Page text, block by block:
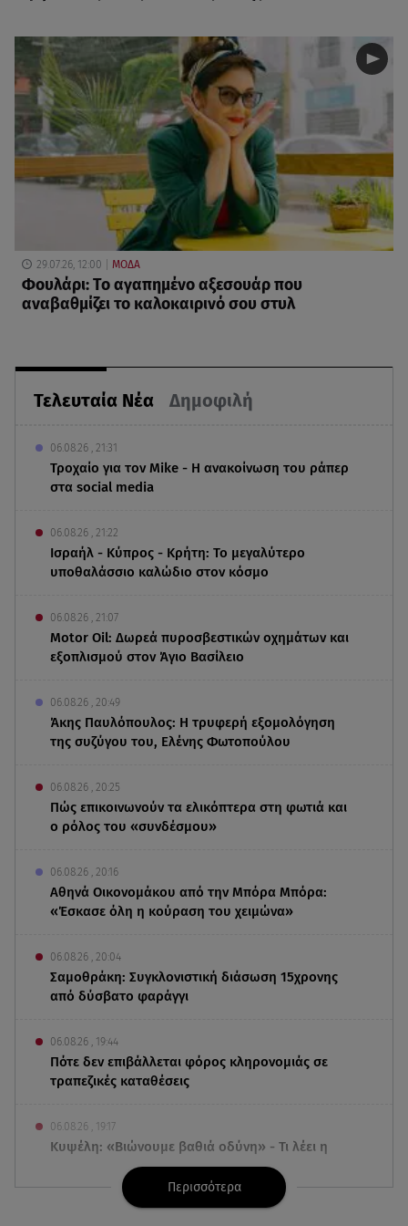
Τελευταία Νέα Δημοφιλή
06.08.26 , 21:31
Τροχαίο για τον Mike - Η ανακοίνωση του ράπερ
στα social media
06.08.26 , 21:22
Ισραήλ - Κύπρος - Κρήτη: Το μεγαλύτερο
υποθαλάσσιο καλώδιο στον κόσμο
06.08.26 , 21:07
Motor Oil: Δωρεά πυροσβεστικών οχημάτων και
εξοπλισμού στον Άγιο Βασίλειο
06.08.26 , 20:49
Άκης Παυλόπουλος: Η τρυφερή εξομολόγηση
της συζύγου του, Ελένης Φωτοπούλου
06.08.26 , 20:25
Πώς επικοινωνούν τα ελικόπτερα στη φωτιά και
ο ρόλος του «συνδέσμου»
06.08.26 , 20:16
Αθηνά Οικονομάκου από την Μπόρα Μπόρα:
«Έσκασε όλη η κούραση του χειμώνα»
06.08.26 , 20:04
Σαμοθράκη: Συγκλονιστική διάσωση 15χρονης
από δύσβατο φαράγγι
06.08.26 , 19:44
Πότε δεν επιβάλλεται φόρος κληρονομιάς σε
τραπεζικές καταθέσεις
06.08.26 , 19:17
Κυψέλη: «Βιώνουμε βαθιά οδύνη» - Τι λέει η
οικογένεια της Λίζα
Περισσότερα
29.07.26, 12:00 ΜΟΔΑ
Φουλάρι: Το αγαπημένο αξεσουάρ που
αναβαθμίζει το καλοκαιρινό σου στυλ